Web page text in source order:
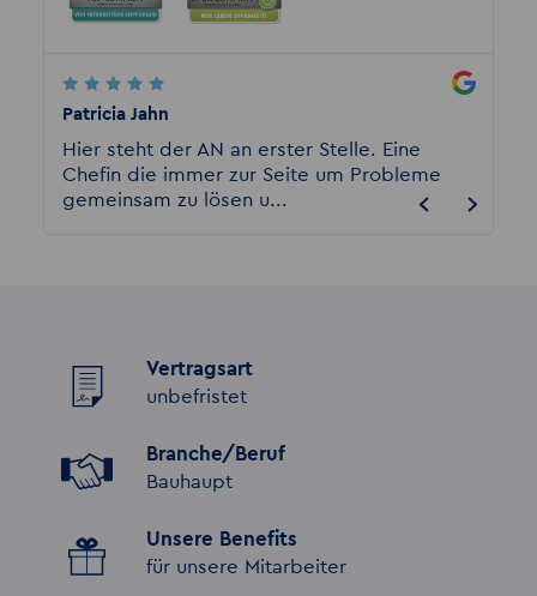
Patricia Jahn
Hier steht der AN an erster Stelle. Eine
Chefin die immer zur Seite um Probleme
gemeinsam zu lösen u...
Vertragsart
unbefristet
Branche/Beruf
Bauhaupt
Unsere Benefits
für unsere Mitarbeiter